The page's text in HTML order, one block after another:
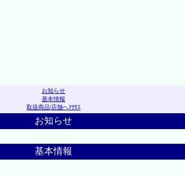
お知らせ
基本情報
取扱商品|店舗へｱｸｾｽ
お知らせ
基本情報